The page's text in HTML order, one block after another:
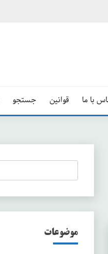
با ما قوانین جستجو
جستجو
موضوعات